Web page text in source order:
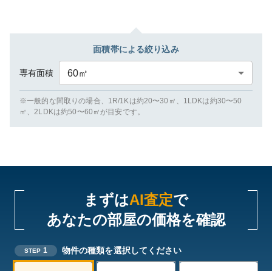
面積帯による絞り込み
専有面積 60㎡
※一般的な間取りの場合、1R/1Kは約20〜30㎡、1LDKは約30〜50
㎡、2LDKは約50〜60㎡が目安です。
まずはAI査定で
あなたの部屋の価格を確認
STEP 1 物件の種類を選択してください